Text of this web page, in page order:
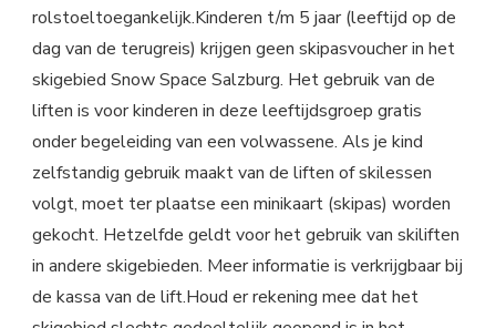
rolstoeltoegankelijk.Kinderen t/m 5 jaar (leeftijd op de
dag van de terugreis) krijgen geen skipasvoucher in het
skigebied Snow Space Salzburg. Het gebruik van de
liften is voor kinderen in deze leeftijdsgroep gratis
onder begeleiding van een volwassene. Als je kind
zelfstandig gebruik maakt van de liften of skilessen
volgt, moet ter plaatse een minikaart (skipas) worden
gekocht. Hetzelfde geldt voor het gebruik van skiliften
in andere skigebieden. Meer informatie is verkrijgbaar bij
de kassa van de lift.Houd er rekening mee dat het